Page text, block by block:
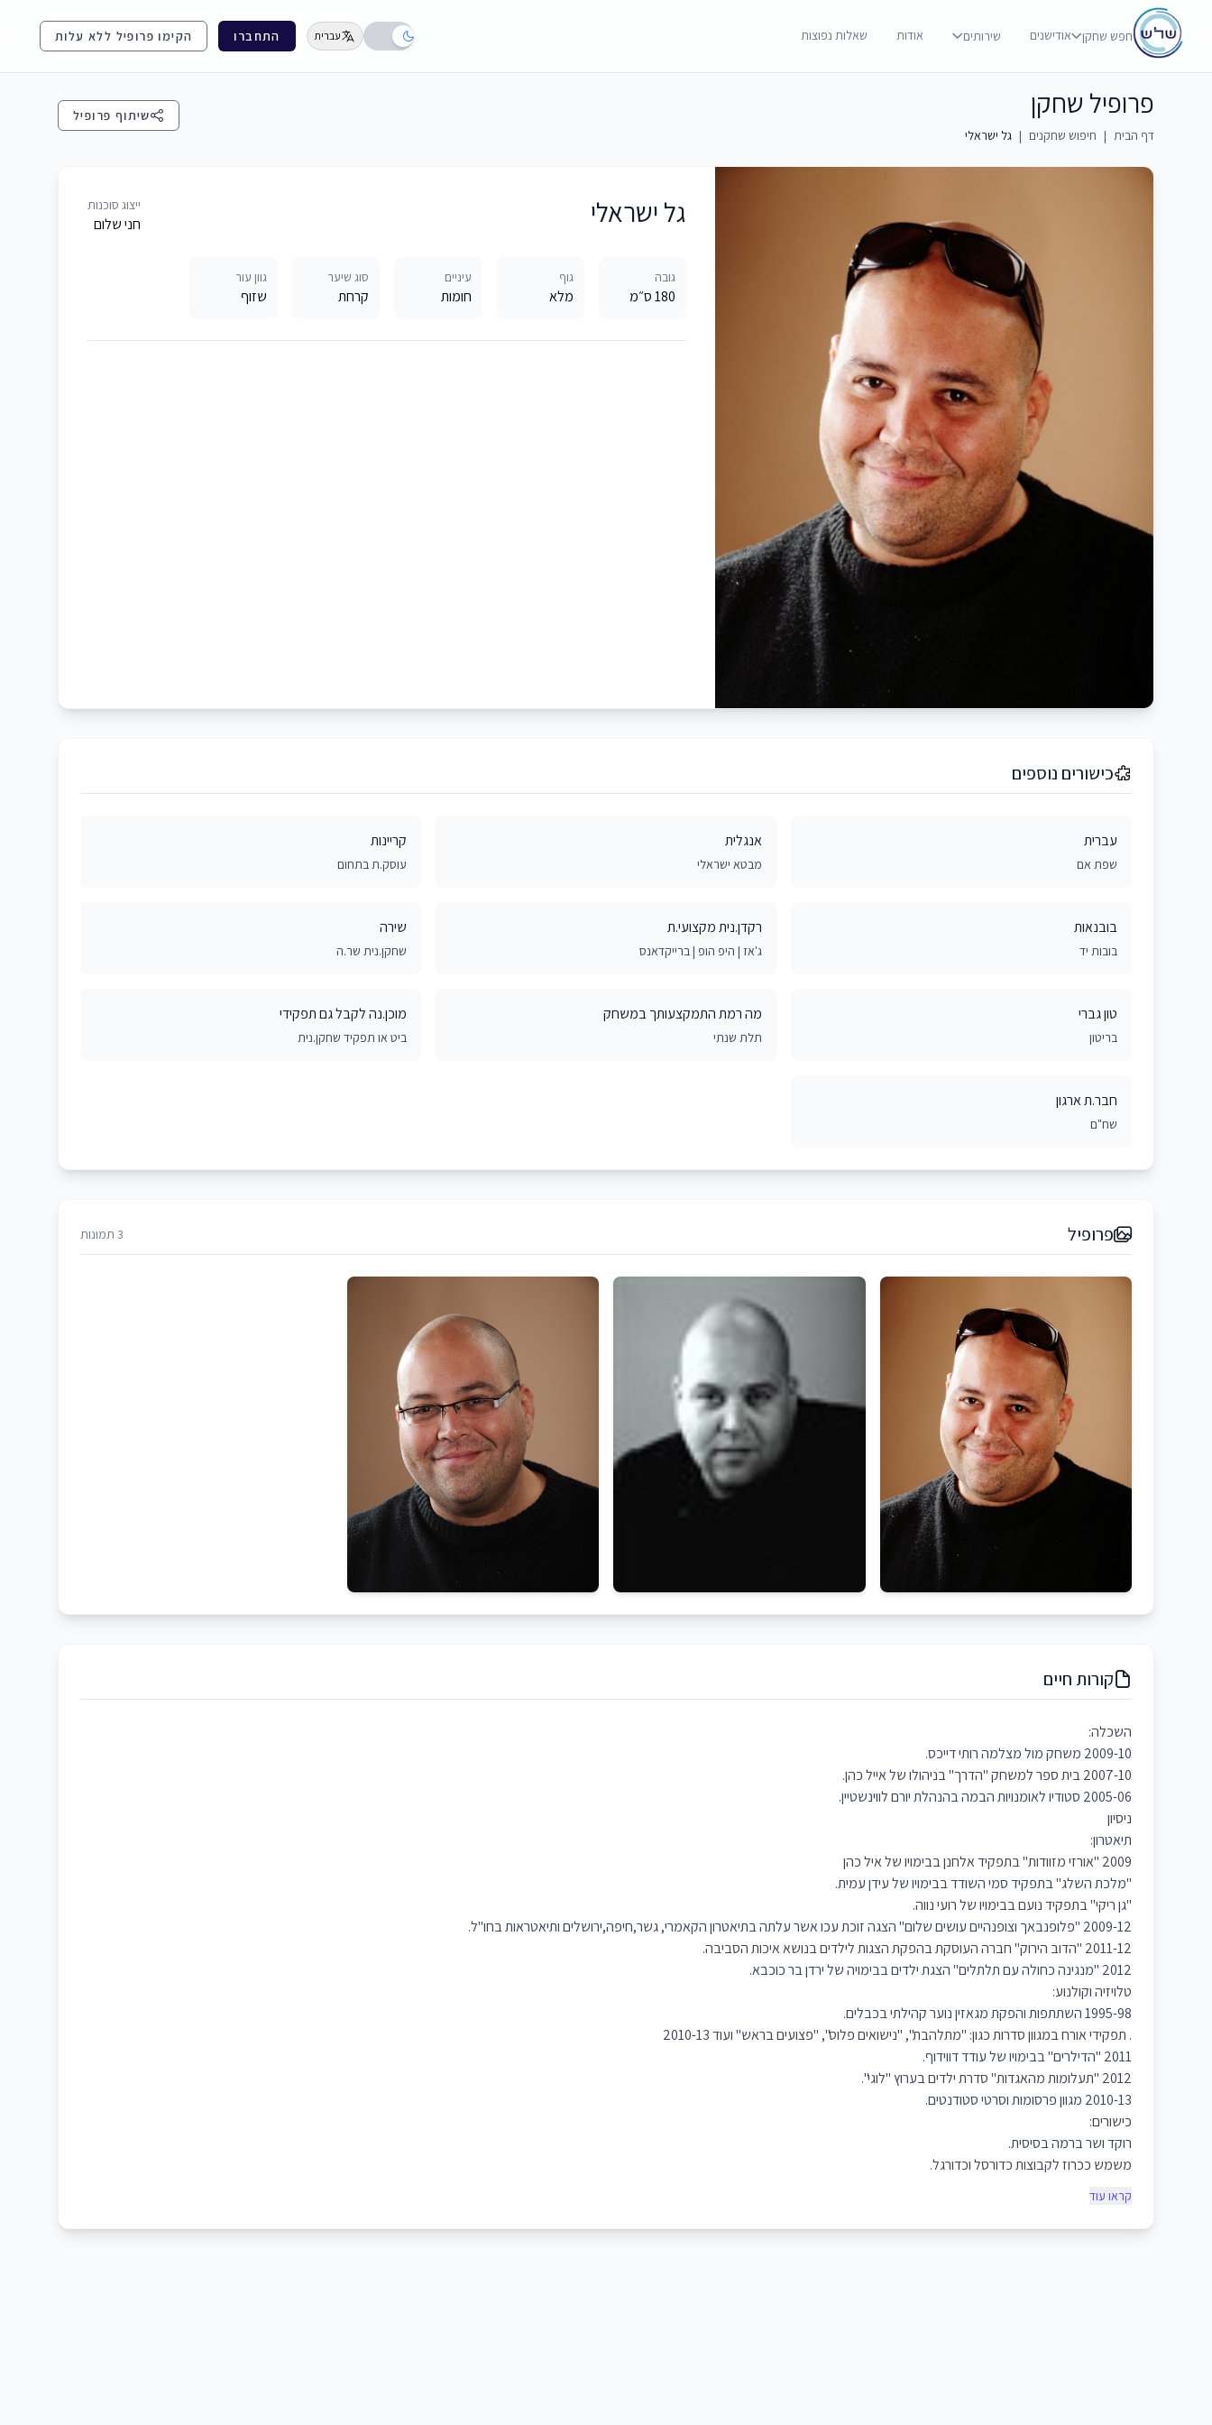
חפש שחקן אודישנים שירותים אודות שאלות נפוצות עברית התחברו הקימו פרופיל ללא עלות
פרופיל שחקן
דף הבית | חיפוש שחקנים | גל ישראלי
שיתוף פרופיל
גל ישראלי ייצוג סוכנות
חני שלום
גובה
180 ס״מ
גוף
מלא
עיניים
חומות
סוג שיער
קרחת
גוון עור
שזוף
כישורים נוספים
עברית
שפת אם
אנגלית
מבטא ישראלי
קריינות
עוסק.ת בתחום
בובנאות
בובות יד
רקדן.נית מקצועי.ת
ג'אז | היפ הופ | ברייקדאנס
שירה
שחקן.נית שר.ה
טון גברי
בריטון
מה רמת התמקצעותך במשחק
תלת שנתי
מוכן.נה לקבל גם תפקידי
ביט או תפקיד שחקן.נית
חבר.ת ארגון
שח"ם
פרופיל 3 תמונות
קורות חיים
השכלה:
2009-10 משחק מול מצלמה רותי דייכס.
2007-10 בית ספר למשחק "הדרך" בניהולו של אייל כהן.
2005-06 סטודיו לאומנויות הבמה בהנהלת יורם לווינשטיין.
ניסיון
תיאטרון:
2009 "אורזי מזוודות" בתפקיד אלחנן בבימויו של איל כהן
"מלכת השלג" בתפקיד סמי השודד בבימויו של עידן עמית.
"גן ריקי" בתפקיד נועם בבימויו של רועי נווה.
2009-12 "פלופנבאך וצופנהיים עושים שלום" הצגה זוכת עכו אשר עלתה בתיאטרון הקאמרי, גשר,חיפה,ירושלים ותיאטראות בחו"ל.
2011-12 "הדוב הירוק" חברה העוסקת בהפקת הצגות לילדים בנושא איכות הסביבה.
2012 "מנגינה כחולה עם תלתלים" הצגת ילדים בבימויה של ירדן בר כוכבא.
טלויזיה וקולנוע:
1995-98 השתתפות והפקת מגאזין נוער קהילתי בכבלים.
. תפקידי אורח במגוון סדרות כגון: "מתלהבת", "נישואים פלוס", "פצועים בראש" ועוד 2010-13
2011 "הדילרים" בבימויו של עודד דווידוף.
2012 "תעלומות מהאגדות" סדרת ילדים בערוץ "לוגי".
2010-13 מגוון פרסומות וסרטי סטודנטים.
כישורים:
רוקד ושר ברמה בסיסית.
משמש ככרוז לקבוצות כדורסל וכדורגל.
קראו עוד